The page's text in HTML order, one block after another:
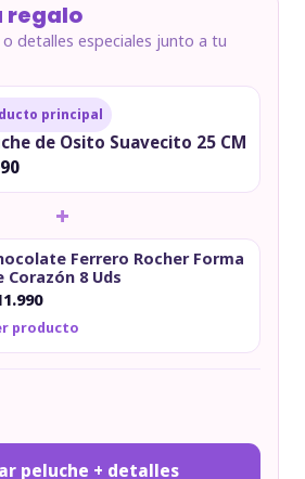
regalo
detalles especiales junto a tu
principal
de Osito Suavecito 25 CM
+
Ferrero Rocher Forma
Corazón 8 Uds
producto
peluche + detalles